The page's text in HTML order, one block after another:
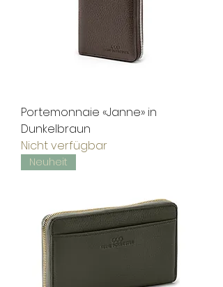
Portemonnaie «Janne» in
Dunkelbraun
Nicht verfügbar
Neuheit